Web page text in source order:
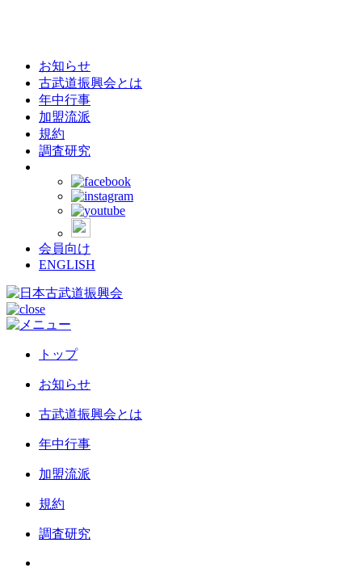
お知らせ
古武道振興会とは
年中行事
加盟流派
規約
調査研究
会員向け
ENGLISH
トップ
お知らせ
古武道振興会とは
年中行事
加盟流派
規約
調査研究